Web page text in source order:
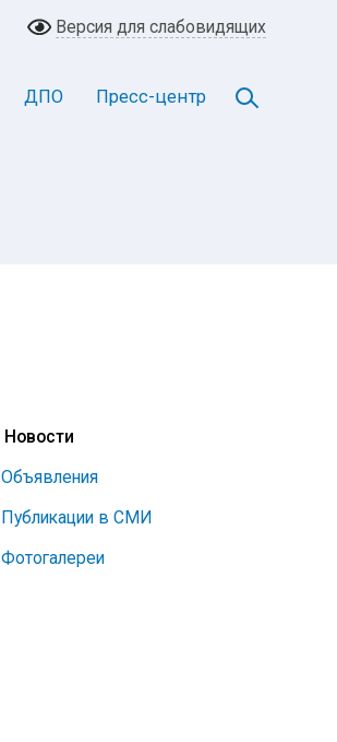
Версия для слабовидящих
ДПО Пресс-центр
Новости
Объявления
Публикации в СМИ
Фотогалереи